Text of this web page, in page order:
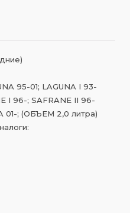
95-01; LAGUNA I 93-
I 96-; SAFRANE II 96-
01-; (ОБЪЕМ 2,0 литра)